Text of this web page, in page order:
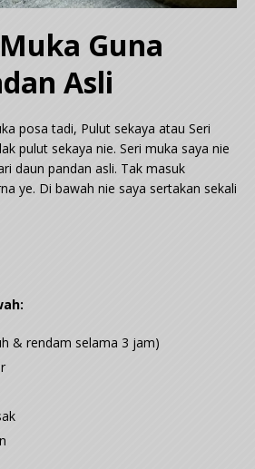
Guna
Asli
posa tadi, Pulut sekaya atau Seri
pulut sekaya nie. Seri muka saya nie
daun pandan asli. Tak masuk
ye. Di bawah nie saya sertakan sekali
& rendam selama 3 jam)